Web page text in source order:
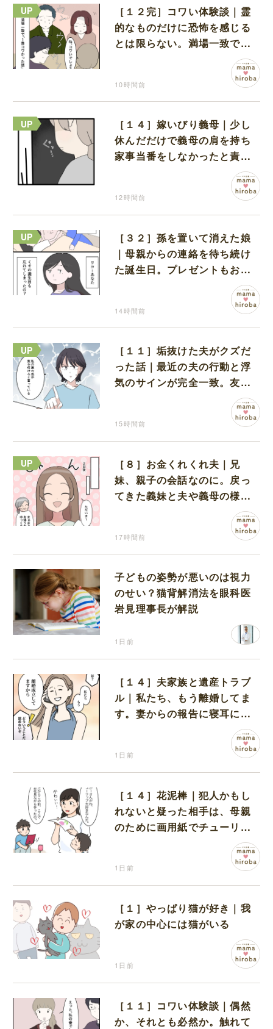
［１２完］コワい体験談｜霊
的なものだけに恐怖を感じる
とは限らない。満場一致でコ
ワいと認定された意外な体験
10時間前
［１４］嫁いびり義母｜少し
休んだだけで義母の肩を持ち
家事当番をしなかったと責め
12時間前
［３２］孫を置いて消えた娘
｜母親からの連絡を待ち続け
た誕生日。プレゼントもお祝
14時間前
［１１］垢抜けた夫がクズだ
った話｜最近の夫の行動と浮
気のサインが完全一致。友人
15時間前
［８］お金くれくれ夫｜兄
妹、親子の会話なのに。戻っ
てきた義妹と夫や義母の様子
17時間前
子どもの姿勢が悪いのは視力
のせい？猫背解消法を眼科医
岩見理事長が解説
1日前
［１４］夫家族と遺産トラブ
ル｜私たち、もう離婚してま
す。妻からの報告に寝耳に水
1日前
［１４］花泥棒｜犯人かもし
れないと疑った相手は、母親
のために画用紙でチューリッ
プを作っていただけだった
1日前
［１］やっぱり猫が好き｜我
が家の中心には猫がいる
1日前
［１１］コワい体験談｜偶然
か、それとも必然か。触れて